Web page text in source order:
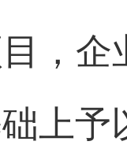
，
上予